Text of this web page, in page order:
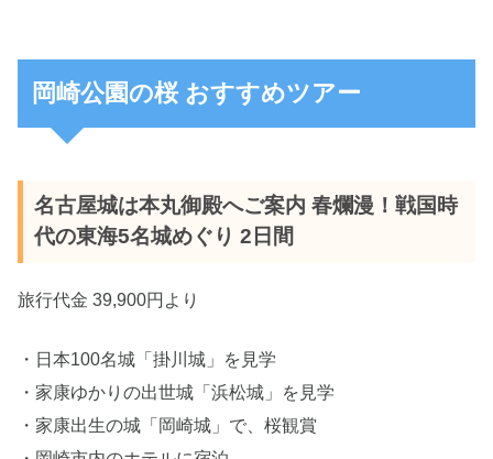
岡崎公園の桜 おすすめツアー
名古屋城は本丸御殿へご案内 春爛漫！戦国時
代の東海5名城めぐり 2日間
旅行代金 39,900円より
・日本100名城「掛川城」を見学
・家康ゆかりの出世城「浜松城」を見学
・家康出生の城「岡崎城」で、桜観賞